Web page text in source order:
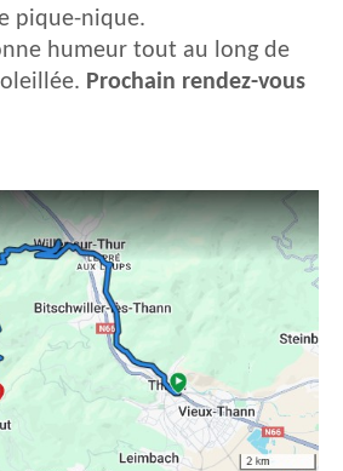
pique-nique.
humeur tout au long de
Prochain rendez-vous